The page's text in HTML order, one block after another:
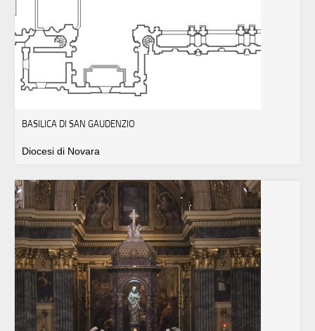
BASILICA DI SAN GAUDENZIO
Diocesi di Novara